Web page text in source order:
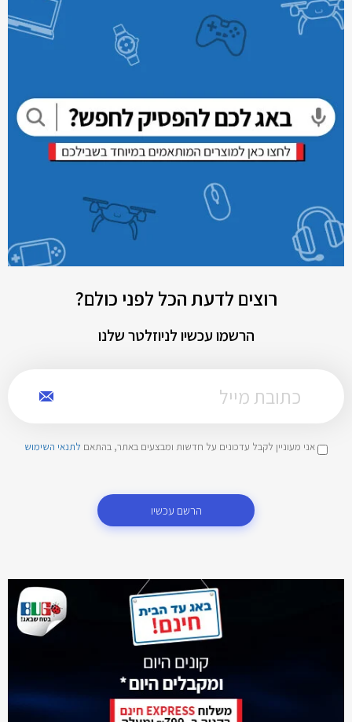
רוצים לדעת הכל לפני כולם?
הרשמו עכשיו לניוזלטר שלנו
אני מעוניין לקבל עדכונים על חדשות ומבצעים באתר, בהתאם לתנאי השימוש
הרשם עכשיו